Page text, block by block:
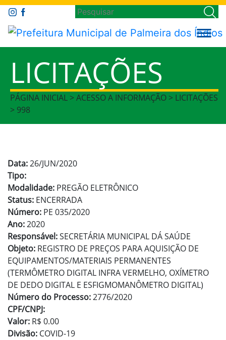
LICITAÇÕES
PÁGINA INICIAL > ACESSO A INFORMAÇÃO > LICITAÇÕES
> 998
Data:26/JUN/2020
Tipo:
Modalidade: PREGÃO ELETRÔNICO
Status: ENCERRADA
Número: PE 035/2020
Ano:2020
Responsável:SECRETÁRIA MUNICIPAL DÁ SAÚDE
Objeto: REGISTRO DE PREÇOS PARA AQUISIÇÃO DE
EQUIPAMENTOS/MATERIAIS PERMANENTES
(TERMÔMETRO DIGITAL INFRA VERMELHO, OXÍMETRO
DE DEDO DIGITAL E ESFIGMOMANÔMETRO DIGITAL)
Número do Processo:2776/2020
CPF/CNPJ:
Valor: R$ 0.00
Divisão: COVID-19